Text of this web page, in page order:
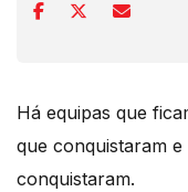
Há equipas que
que conquistaram
conquistaram.